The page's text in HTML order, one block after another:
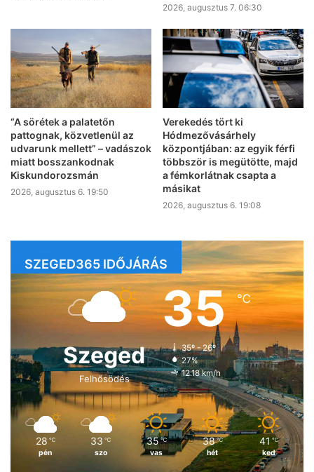
2026, augusztus 7. 06:30
“A sörétek a palatetőn
pattognak, közvetlenül az
udvarunk mellett” – vadászok
miatt bosszankodnak
Kiskundorozsmán
2026, augusztus 6. 19:50
Verekedés tört ki
Hódmezővásárhely
központjában: az egyik férfi
többször is megütötte, majd
a fémkorlátnak csapta a
másikat
2026, augusztus 6. 19:08
SZEGED365 IDŐJÁRÁS
Szeged
Felhősödés
35℃
35º - 26º
27%
12.18 km/h
28 ℃
pén
33 ℃
szo
35 ℃
vas
38 ℃
hét
41 ℃
ked